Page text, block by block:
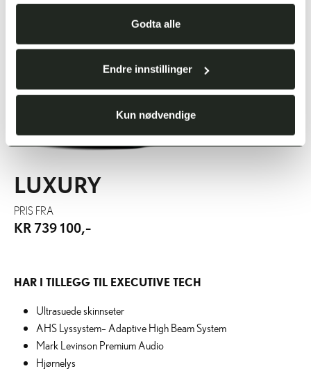
Godta alle
Endre innstillinger
Kun nødvendige
LUXURY
PRIS FRA
KR 739 100,-
HAR I TILLEGG TIL EXECUTIVE TECH
Ultrasuede skinnseter
AHS Lyssystem– Adaptive High Beam System
Mark Levinson Premium Audio
Hjørnelys